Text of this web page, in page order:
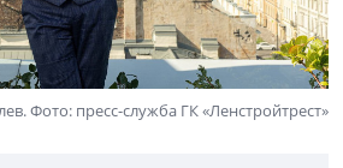
Фото: пресс-служба ГК «Ленстройтрест»